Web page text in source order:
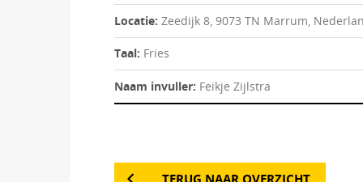
Locatie: Zeedijk 8, 9073 TN Marrum,
Taal: Fries
Naam invuller: Feikje Zijlstra
TERUG NAAR OVERZICHT